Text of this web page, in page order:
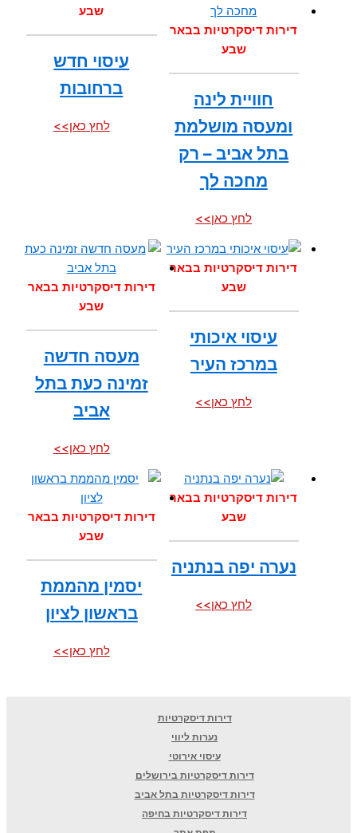
דירות דיסקרטיות בבאר
שבע
חוויית לינה
ומעסה מושלמת
בתל אביב – רק
מחכה לך
לחץ כאן>>
שבע
עיסוי חדש
ברחובות
לחץ כאן>>
דירות דיסקרטיות בבאר
שבע
עיסוי איכותי
במרכז העיר
לחץ כאן>>
דירות דיסקרטיות בבאר
שבע
מעסה חדשה
זמינה כעת בתל
אביב
לחץ כאן>>
דירות דיסקרטיות בבאר
שבע
נערה יפה בנתניה
לחץ כאן>>
דירות דיסקרטיות בבאר
שבע
יסמין מהממת
בראשון לציון
לחץ כאן>>
דירות דיסקרטיות
נערות ליווי
עיסוי אירוטי
דירות דיסקרטיות בירושלים
דירות דיסקרטיות בתל אביב
דירות דיסקרטיות בחיפה